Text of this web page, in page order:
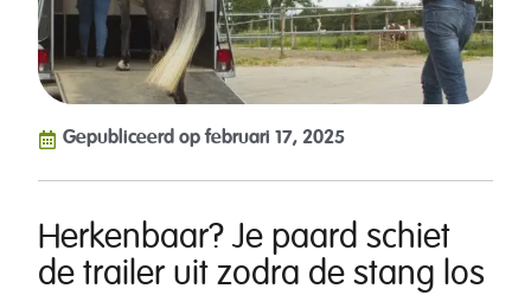
Gepubliceerd op februari 17, 2025
Herkenbaar? Je paard schiet
de trailer uit zodra de stang los